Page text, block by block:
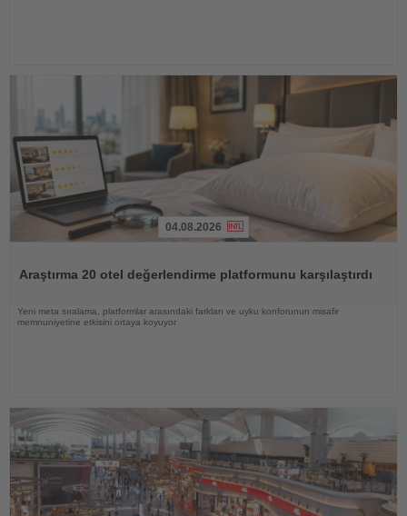
04.08.2026
Araştırma 20 otel değerlendirme platformunu karşılaştırdı
Yeni meta sıralama, platformlar arasındaki farkları ve uyku konforunun misafir
memnuniyetine etkisini ortaya koyuyor